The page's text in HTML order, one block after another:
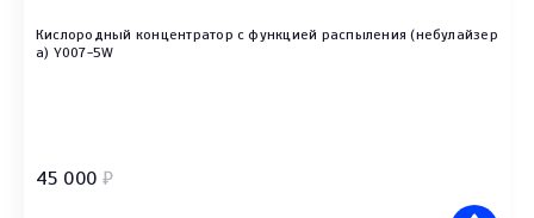
Кислородный концентратор с функцией распыления (небулайзер
а) Y007-5W
45 000 ₽